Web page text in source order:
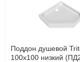
Наличный
Банковской
времени
Банковской
Интернет-
Qiwi-кошельки
Поддон душевой
100х100 низкий